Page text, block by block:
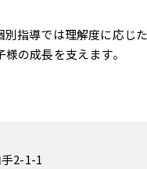
指導では理解度に応じ
の成長を支えます。
2-1-1